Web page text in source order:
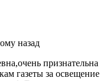
назад
признательна
газеты за освещение